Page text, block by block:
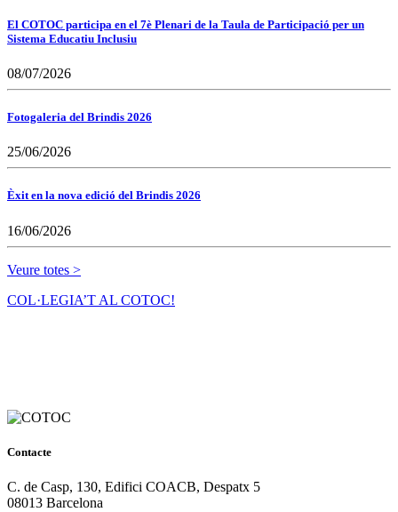
El COTOC participa en el 7è Plenari de la Taula de Participació per un
Sistema Educatiu Inclusiu
08/07/2026
Fotogaleria del Brindis 2026
25/06/2026
Èxit en la nova edició del Brindis 2026
16/06/2026
Veure totes >
COL·LEGIA’T AL COTOC!
Contacte
C. de Casp, 130, Edifici COACB, Despatx 5
08013 Barcelona